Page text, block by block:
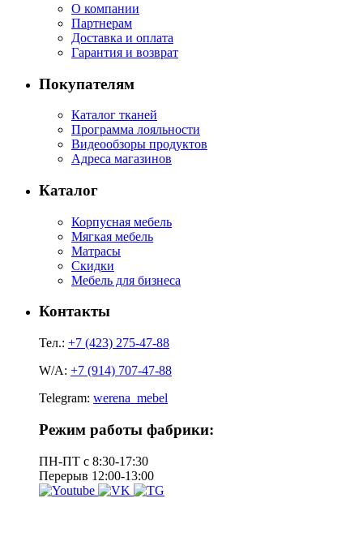
О компании
Партнерам
Доставка и оплата
Гарантия и возврат
Покупателям
Каталог тканей
Программа лояльности
Видеообзоры продуктов
Адреса магазинов
Каталог
Корпусная мебель
Мягкая мебель
Матрасы
Скидки
Мебель для бизнеса
Контакты
Тел.: +7 (423) 275-47-88
W/A: +7 (914) 707-47-88
Telegram: werena_mebel
Режим работы фабрики:
ПН-ПТ с 8:30-17:30
Перерыв 12:00-13:00